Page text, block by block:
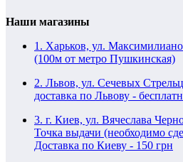
Наши магазины
1. Харьков, ул.
(100м от метро Пушкинская)
2. Львов, ул. Сечевых
доставка по Львову -
3. г. Киев, ул. Вячеслава
Точка выдачи (необходимо
Доставка по Киеву - 150 грн